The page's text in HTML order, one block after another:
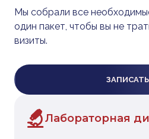
Мы собрали все
один пакет, чтобы вы не
визиты.
Лабораторная